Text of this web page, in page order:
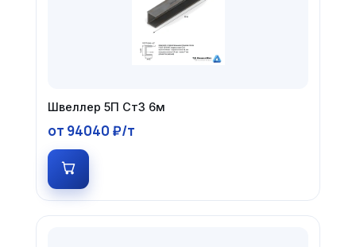
Швеллер 5П Ст3 6м
от 94040 ₽/т